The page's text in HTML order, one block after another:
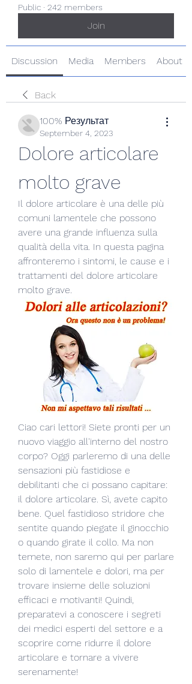
Public · 242 members
Join
Discussion Media Members About
Back
100% Результат
September 4, 2023
Dolore articolare
molto grave
Il dolore articolare è una delle più
comuni lamentele che possono
avere una grande influenza sulla
qualità della vita. In questa pagina
affronteremo i sintomi, le cause e i
trattamenti del dolore articolare
molto grave.
Ciao cari lettori! Siete pronti per un
nuovo viaggio all'interno del nostro
corpo? Oggi parleremo di una delle
sensazioni più fastidiose e
debilitanti che ci possano capitare:
il dolore articolare. Sì, avete capito
bene. Quel fastidioso stridore che
sentite quando piegate il ginocchio
o quando girate il collo. Ma non
temete, non saremo qui per parlare
solo di lamentele e dolori, ma per
trovare insieme delle soluzioni
efficaci e motivanti! Quindi,
preparatevi a conoscere i segreti
dei medici esperti del settore e a
scoprire come ridurre il dolore
articolare e tornare a vivere
serenamente!